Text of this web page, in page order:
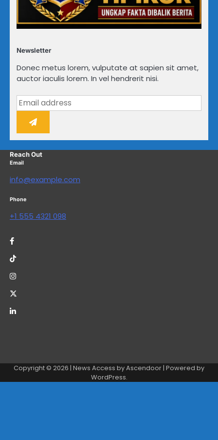
Newsletter
Donec metus lorem, vulputate at sapien sit amet,
auctor iaculis lorem. In vel hendrerit nisi.
Reach Out
Email
info@example.com
Phone
+1 555 4321 098
Copyright © 2026 | News Access byAscendoor | Powered by
WordPress.